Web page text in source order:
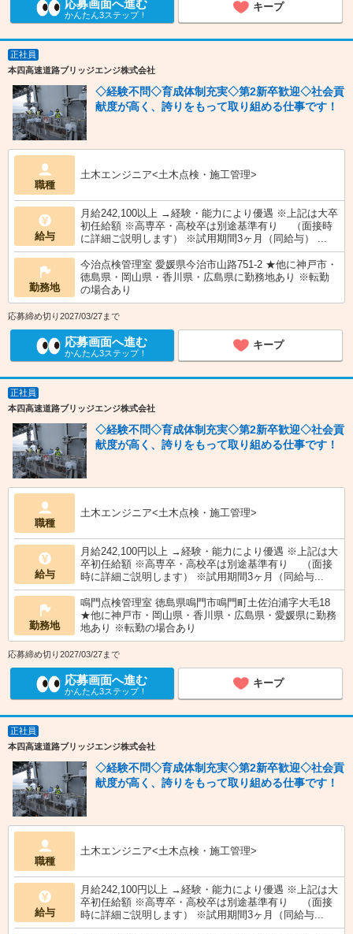
応募画面へ進む
かんたん3ステップ！
キープ
正社員
本四高速道路ブリッジエンジ株式会社
◇経験不問◇育成体制充実◇第2新卒歓迎◇社会貢
献度が高く、誇りをもって取り組める仕事です！
職種
土木エンジニア<土木点検・施工管理>
給与
月給242,100以上 →経験・能力により優遇 ※上記は大卒
初任給額 ※高専卒・高校卒は別途基準有り （面接時
に詳細ご説明します） ※試用期間3ヶ月（同給与） ...
勤務地
今治点検管理室 愛媛県今治市山路751-2 ★他に神戸市・
徳島県・岡山県・香川県・広島県に勤務地あり ※転勤
の場合あり
応募締め切り2027/03/27まで
応募画面へ進む
かんたん3ステップ！
キープ
正社員
本四高速道路ブリッジエンジ株式会社
◇経験不問◇育成体制充実◇第2新卒歓迎◇社会貢
献度が高く、誇りをもって取り組める仕事です！
職種
土木エンジニア<土木点検・施工管理>
給与
月給242,100円以上 →経験・能力により優遇 ※上記は大
卒初任給額 ※高専卒・高校卒は別途基準有り （面接
時に詳細ご説明します） ※試用期間3ヶ月（同給与...
勤務地
鳴門点検管理室 徳島県鳴門市鳴門町土佐泊浦字大毛18
★他に神戸市・岡山県・香川県・広島県・愛媛県に勤務
地あり ※転勤の場合あり
応募締め切り2027/03/27まで
応募画面へ進む
かんたん3ステップ！
キープ
正社員
本四高速道路ブリッジエンジ株式会社
◇経験不問◇育成体制充実◇第2新卒歓迎◇社会貢
献度が高く、誇りをもって取り組める仕事です！
職種
土木エンジニア<土木点検・施工管理>
給与
月給242,100円以上 →経験・能力により優遇 ※上記は大
卒初任給額 ※高専卒・高校卒は別途基準有り （面接
時に詳細ご説明します） ※試用期間3ヶ月（同給与...